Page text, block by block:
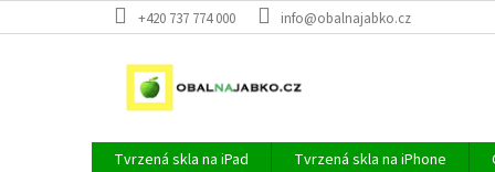
na
+420 737 774 000 info@obalnajabko.cz
Tvrzená skla na iPad Tvrzená skla na iPhone